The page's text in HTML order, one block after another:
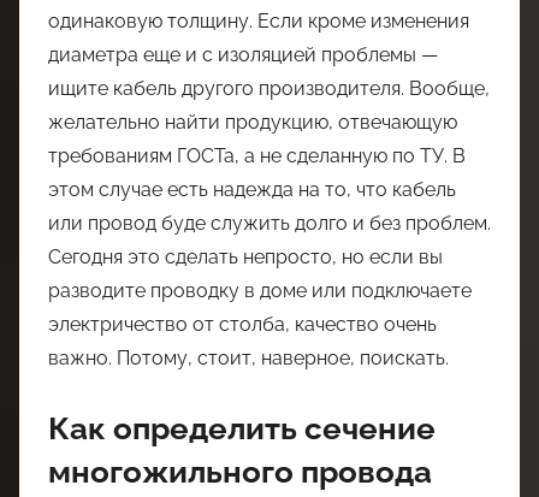
одинаковую толщину. Если кроме изменения
диаметра еще и с изоляцией проблемы —
ищите кабель другого производителя. Вообще,
желательно найти продукцию, отвечающую
требованиям ГОСТа, а не сделанную по ТУ. В
этом случае есть надежда на то, что кабель
или провод буде служить долго и без проблем.
Сегодня это сделать непросто, но если вы
разводите проводку в доме или подключаете
электричество от столба, качество очень
важно. Потому, стоит, наверное, поискать.
Как определить сечение
многожильного провода